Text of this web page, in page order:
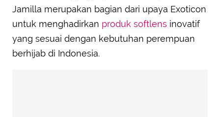
Jamilla merupakan bagian dari upaya Exoticon
untuk menghadirkan produk softlens inovatif
yang sesuai dengan kebutuhan perempuan
berhijab di Indonesia.